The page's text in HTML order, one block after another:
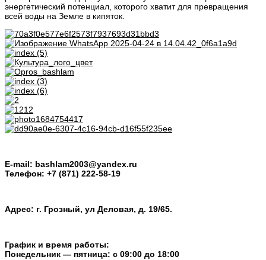
энергетический потенциал, которого хватит для превращения
всей воды на Земле в кипяток.
E-mail: bashlam2003@yandex.ru
Телефон: +7 (871) 222-58-19
Адрес: г. Грозный, ул Деловая, д. 19/65.
График и время работы:
Понедельник — пятница: с 09:00 до 18:00